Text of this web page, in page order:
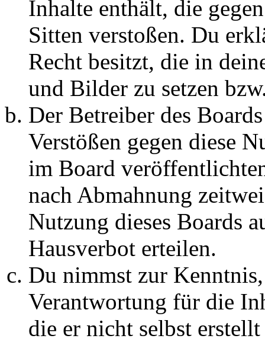
Inhalte enthält, die
Sitten verstoßen. Du
Recht besitzt, die in
und Bilder zu setzen
Der Betreiber des
Verstößen gegen diese
im Board
nach Abmahnung
Nutzung dieses Boards
Hausverbot erteilen.
Du nimmst zur
Verantwortung für die
die er nicht selbst